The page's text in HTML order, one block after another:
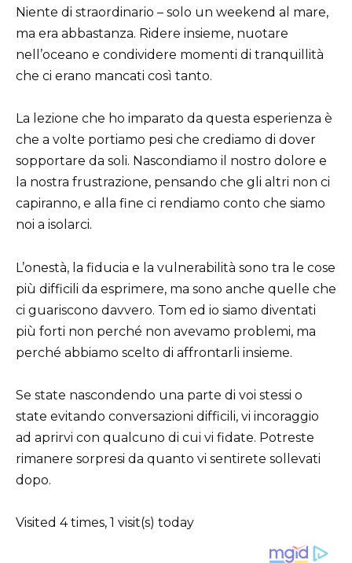
Niente di straordinario – solo un weekend al mare,
ma era abbastanza. Ridere insieme, nuotare
nell’oceano e condividere momenti di tranquillità
che ci erano mancati così tanto.
La lezione che ho imparato da questa esperienza è
che a volte portiamo pesi che crediamo di dover
sopportare da soli. Nascondiamo il nostro dolore e
la nostra frustrazione, pensando che gli altri non ci
capiranno, e alla fine ci rendiamo conto che siamo
noi a isolarci.
L’onestà, la fiducia e la vulnerabilità sono tra le cose
più difficili da esprimere, ma sono anche quelle che
ci guariscono davvero. Tom ed io siamo diventati
più forti non perché non avevamo problemi, ma
perché abbiamo scelto di affrontarli insieme.
Se state nascondendo una parte di voi stessi o
state evitando conversazioni difficili, vi incoraggio
ad aprirvi con qualcuno di cui vi fidate. Potreste
rimanere sorpresi da quanto vi sentirete sollevati
dopo.
Visited 4 times, 1 visit(s) today